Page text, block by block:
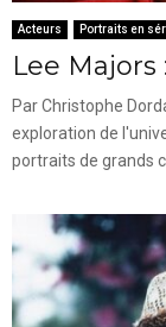
Acteurs Portraits en
Lee
Par Christophe
exploration de
portraits de grands